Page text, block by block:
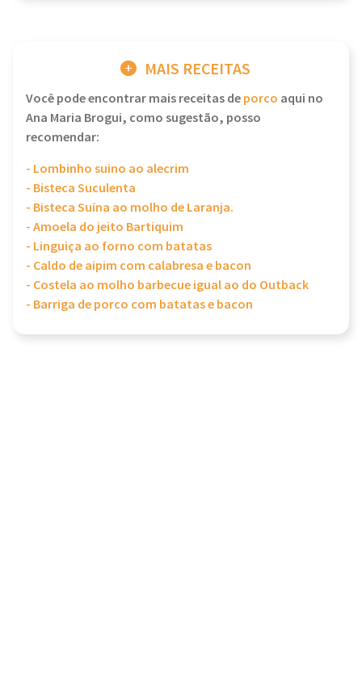
MAIS RECEITAS
Você pode encontrar mais receitas deporco aqui no
Ana Maria Brogui, como sugestão, posso
recomendar:
- Lombinho suino ao alecrim
- Bisteca Suculenta
- Bisteca Suína ao molho de Laranja.
- Amoela do jeito Bartiquim
- Linguiça ao forno com batatas
- Caldo de aipim com calabresa e bacon
- Costela ao molho barbecue igual ao do Outback
- Barriga de porco com batatas e bacon